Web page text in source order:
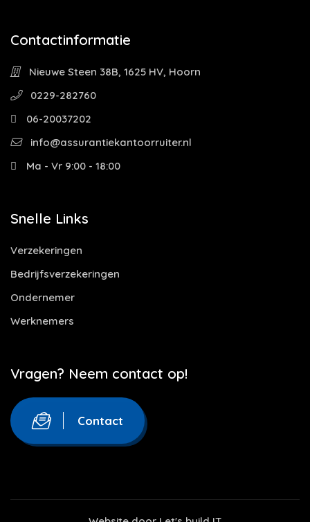
Contactinformatie
Nieuwe Steen 38B, 1625 HV, Hoorn
0229-282760
06-20037202
info@assurantiekantoorruiter.nl
Ma - Vr 9:00 - 18:00
Snelle Links
Verzekeringen
Bedrijfsverzekeringen
Ondernemer
Werknemers
Vragen? Neem contact op!
Contact